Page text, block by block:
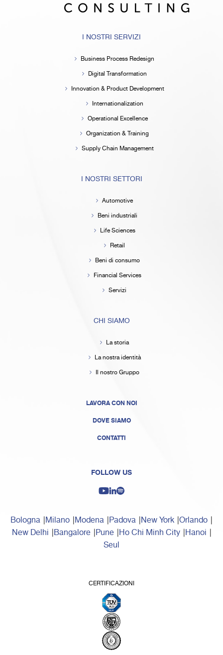
I NOSTRI SERVIZI
Business Process Redesign
Digital Transformation
Innovation & Product Development
Internationalization
Operational Excellence
Organization & Training
Supply Chain Management
I NOSTRI SETTORI
Automotive
Beni industriali
Life Sciences
Retail
Beni di consumo
Financial Services
Servizi
CHI SIAMO
La storia
La nostra identità
Il nostro Gruppo
LAVORA CON NOI
DOVE SIAMO
CONTATTI
FOLLOW US
Bologna Milano Modena Padova New York Orlando
New Delhi Bangalore Pune Ho Chi Minh City Hanoi
Seul
CERTIFICAZIONI